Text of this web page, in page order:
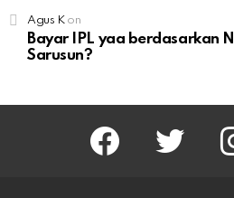
Agus Kon
Bayar IPL yaa berdasarkan
Sarusun?
facebook twitter